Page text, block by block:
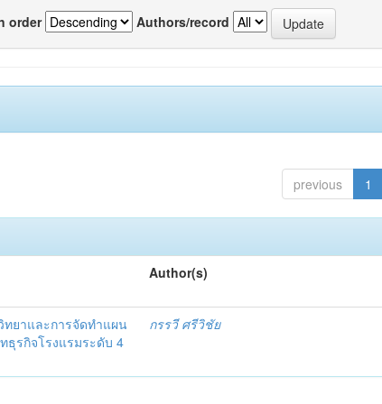
order Authors/record
previous 1
Author(s)
ยาและการจัดทำแผน
ธุรกิจโรงแรมระดับ 4
กรรวี ศรีวิชัย